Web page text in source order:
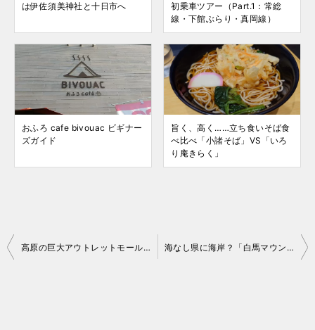
は伊佐須美神社と十日市へ
初乗車ツアー（Part.1：常総
線・下館ぶらり・真岡線）
おふろ cafe bivouac ビギナー
ズガイド
旨く、高く……立ち食いそば食
べ比べ「小諸そば」VS「いろ
り庵きらく」
投
高原の巨大アウトレットモール「軽井沢プリンスショッピングプラザ 海なし県に海岸？「白馬マウンテンビーチ」誕生